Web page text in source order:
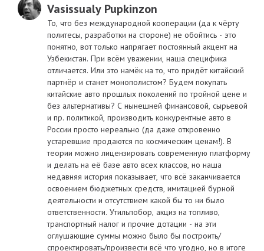
Vasissualy Pupkinzon
То, что без международной кооперации (да к чёрту
политесы, разработки на стороне) не обойтись - это
понятно, вот только напрягает постоянный акцент на
Узбекистан. При всём уважении, наша специфика
отличается. Или это намёк на то, что придёт китайский
партнёр и станет монополистом? Будем покупать
китайские авто прошлых поколений по тройной цене и
без альтернативы? С нынешней финансовой, сырьевой
и пр. политикой, производить конкурентные авто в
России просто нереально (да даже откровенно
устаревшие продаются по космическим ценам!). В
теории можно лицензировать современную платформу
и делать на её базе авто всех классов, но наша
недавняя история показывает, что всё заканчивается
освоением бюджетных средств, имитацией бурной
деятельности и отсутствием какой бы то ни было
ответственности. Утильпобор, акциз на топливо,
транспортный налог и прочие дотации - на эти
оглушающие суммы можно было бы построить/
спроектировать/произвести всё что угодно, но в итоге